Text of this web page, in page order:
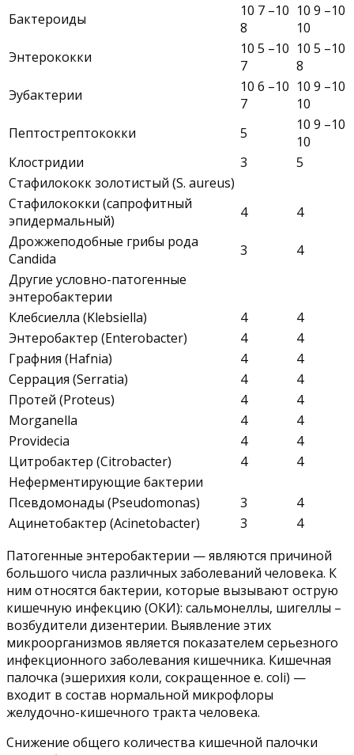
Бактероиды
10 7 –10
8
10 9 –10
10
Энтерококки
10 5 –10
7
10 5 –10
8
Эубактерии
10 6 –10
7
10 9 –10
10
Пептострептококки
5
10 9 –10
10
Клостридии
3
5
Стафилококк золотистый (S. aureus)
Стафилококки (сапрофитный
эпидермальный)
4
4
Дрожжеподобные грибы рода
Candida
3
4
Другие условно-патогенные
энтеробактерии
Клебсиелла (Klebsiella)
4
4
Энтеробактер (Enterobacter)
4
4
Графния (Hafnia)
4
4
Серрация (Serratia)
4
4
Протей (Proteus)
4
4
Morganella
4
4
Providecia
4
4
Цитробактер (Citrobacter)
4
4
Неферментирующие бактерии
Псевдомонады (Pseudomonas)
3
4
Ацинетобактер (Acinetobacter)
3
4
Патогенные энтеробактерии — являются причиной
большого числа различных заболеваний человека. К
ним относятся бактерии, которые вызывают острую
кишечную инфекцию (ОКИ): сальмонеллы, шигеллы –
возбудители дизентерии. Выявление этих
микроорганизмов является показателем серьезного
инфекционного заболевания кишечника. Кишечная
палочка (эшерихия коли, сокращенное e. coli) —
входит в состав нормальной микрофлоры
желудочно-кишечного тракта человека.
Снижение общего количества кишечной палочки